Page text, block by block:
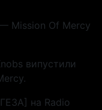
Mission Of Mercy
випустили
на Radio